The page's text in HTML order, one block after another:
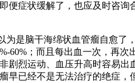
症状缓解了，也应及时咨询
是脑干海绵状血管瘤自愈了
60%；而且每出血一次，再
烈运动、血压升高时容易
早已经不是无法治疗的绝症